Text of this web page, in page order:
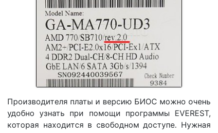
Производителя платы и версию БИОС можно очень
удобно узнать при помощи программы EVEREST,
которая находится в свободном доступе. Нужная